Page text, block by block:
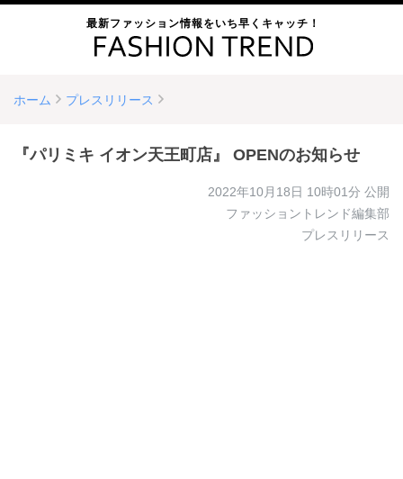
最新ファッション情報をいち早くキャッチ！
ホーム プレスリリース
『パリミキ イオン天王町店』 OPENのお知らせ
2022年10月18日 10時01分 公開
ファッショントレンド編集部
プレスリリース